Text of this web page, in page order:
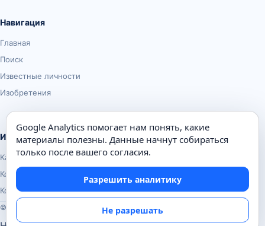
Навигация
Главная
Поиск
Известные личности
Изобретения
Информация
Карта сайта
Контакты
Конфиденциальность
© Почемуха.ру, 2010–2026
Google Analytics помогает нам понять, какие
материалы полезны. Данные начнут собираться
только после вашего согласия.
Разрешить аналитику
Не разрешать